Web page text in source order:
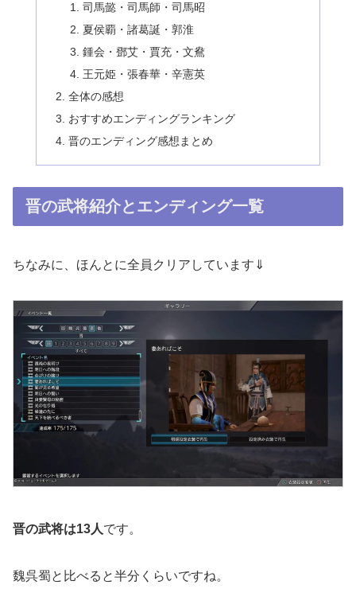
司馬懿・司馬師・司馬昭
夏侯覇・諸葛誕・郭淮
鍾会・鄧艾・賈充・文鴦
王元姫・張春華・辛憲英
全体の感想
おすすめエンディングランキング
晋のエンディング感想まとめ
晋の武将紹介とエンディング一覧
ちなみに、ほんとに全員クリアしています⇓
晋の武将は13人です。
魏呉蜀と比べると半分くらいですね。